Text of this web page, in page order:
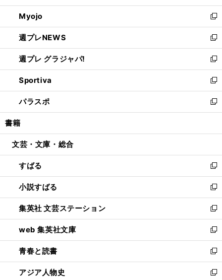
開
く
ウ
で
開
く
ン
ド
ウ
で
開
く
ウ
ィ
ン
ド
ウ
で
開
く
Myojo
新
し
い
ウ
ィ
ン
ド
ウ
で
開
週プレNEWS
新
し
い
ウ
ィ
ン
ド
ウ
開
週プレ グラジャパ!
新
し
い
ウ
ィ
ン
ウ
開
く
Sportiva
新
し
い
ウ
ン
ウ
で
開
く
パラスポ
新
し
ウ
ン
ド
ウ
で
開
く
書籍
文芸・文庫・総合
すばる
新
し
い
ウ
ィ
ン
ド
ウ
で
開
く
小説すばる
新
し
い
ウ
ィ
ン
ド
ウ
で
集英社 文芸ステーション
新
し
い
ウ
ィ
ン
ド
web 集英社文庫
新
し
い
ウ
ィ
青春と読書
新
し
い
アジア人物史
新